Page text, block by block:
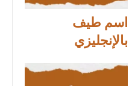
اسم طيف
بالإنجليزي